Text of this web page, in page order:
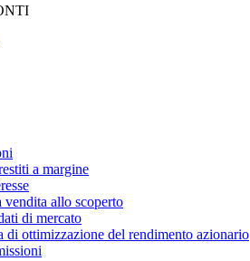
a margine
vendita allo scoperto
di mercato
di ottimizzazione del rendimento azionario